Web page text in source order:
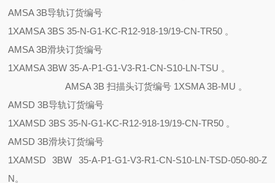
AMSA 3B导轨订货编号
1XAMSA 3BS 35-N-G1-KC-R12-918-19/19-CN-TR50 。
AMSA 3B滑块订货编号
1XAMSA 3BW 35-A-P1-G1-V3-R1-CN-S10-LN-TSU 。
AMSA 3B 扫描头订货编号 1XSMA 3B-MU 。
AMSD 3B导轨订货编号
1XAMSD 3BS 35-N-G1-KC-R12-918-19/19-CN-TR50 。
AMSD 3B滑块订货编号
1XAMSD 3BW 35-A-P1-G1-V3-R1-CN-S10-LN-TSD-050-80-Z
N。